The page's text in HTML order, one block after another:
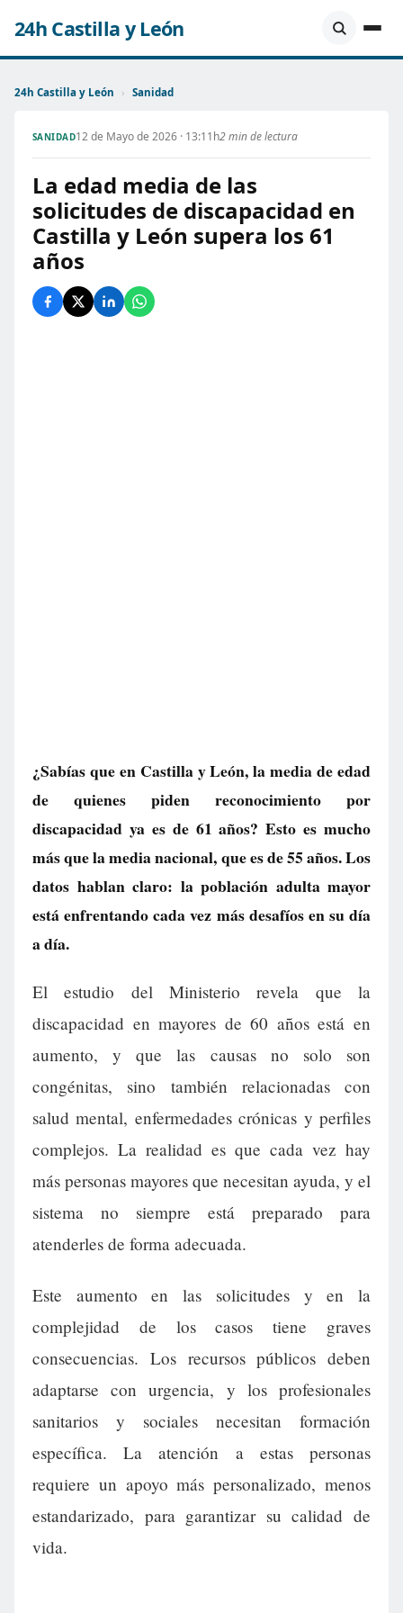
24h Castilla y León
24h Castilla y León › Sanidad
SANIDAD12 de Mayo de 2026 · 13:11h2 min de lectura
La edad media de las
solicitudes de discapacidad en
Castilla y León supera los 61
años
¿Sabías que en Castilla y León, la media de edad
de quienes piden reconocimiento por
discapacidad ya es de 61 años? Esto es mucho
más que la media nacional, que es de 55 años. Los
datos hablan claro: la población adulta mayor
está enfrentando cada vez más desafíos en su día
a día.
El estudio del Ministerio revela que la
discapacidad en mayores de 60 años está en
aumento, y que las causas no solo son
congénitas, sino también relacionadas con
salud mental, enfermedades crónicas y perfiles
complejos. La realidad es que cada vez hay
más personas mayores que necesitan ayuda, y el
sistema no siempre está preparado para
atenderles de forma adecuada.
Este aumento en las solicitudes y en la
complejidad de los casos tiene graves
consecuencias. Los recursos públicos deben
adaptarse con urgencia, y los profesionales
sanitarios y sociales necesitan formación
específica. La atención a estas personas
requiere un apoyo más personalizado, menos
estandarizado, para garantizar su calidad de
vida.